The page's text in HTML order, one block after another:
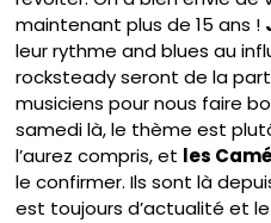
maintenant plus de 15 ans !
leur rythme and blues au
rocksteady seront de la
musiciens pour nous faire
samedi là, le thème est
l’aurez compris, et les
le confirmer. Ils sont là
est toujours d’actualité et